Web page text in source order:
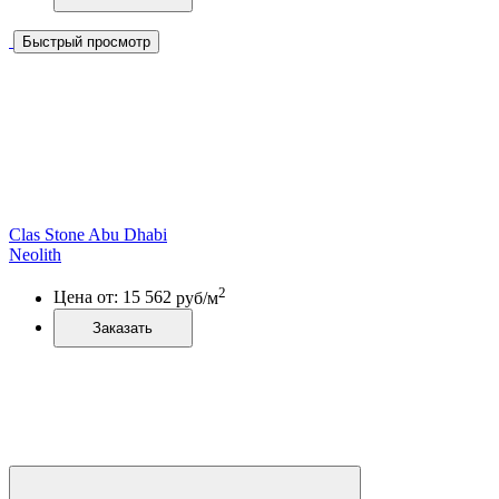
Быстрый просмотр
Clas Stone Abu Dhabi
Neolith
Цена от: 15 562 руб/м2
Заказать